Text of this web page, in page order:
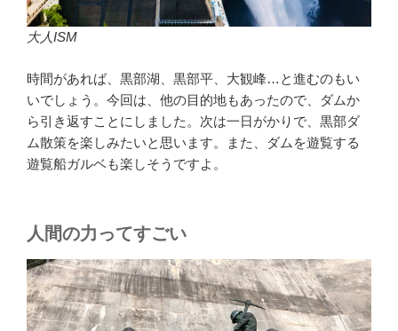
大人ISM
時間があれば、黒部湖、黒部平、大観峰…と進むのもい
いでしょう。今回は、他の目的地もあったので、ダムか
ら引き返すことにしました。次は一日がかりで、黒部ダ
ム散策を楽しみたいと思います。また、ダムを遊覧する
遊覧船ガルベも楽しそうですよ。
人間の力ってすごい